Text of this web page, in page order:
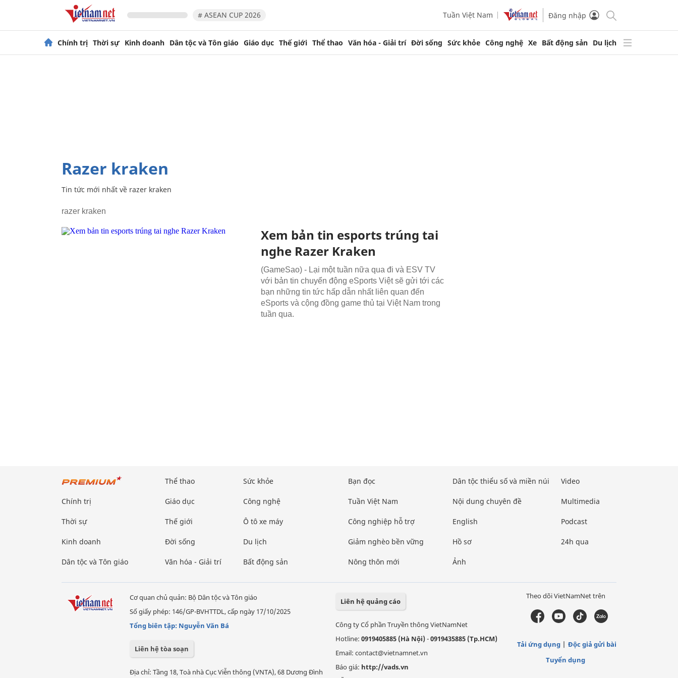
# ASEAN CUP 2026 Tuần Việt Nam Đăng nhập
Chính trị Thời sự Kinh doanh Dân tộc và Tôn giáo Giáo dục Thế giới Thể thao Văn hóa - Giải trí Đời sống Sức khỏe Công nghệ Xe Bất động sản Du lịch
razer kraken
Tin tức mới nhất về razer kraken
razer kraken
Xem bản tin esports trúng tai
nghe Razer Kraken
(GameSao) - Lại một tuần nữa qua đi và ESV TV
với bản tin chuyển động eSports Việt sẽ gửi tới các
bạn những tin tức hấp dẫn nhất liên quan đến
eSports và cộng đồng game thủ tại Việt Nam trong
tuần qua.
Chính trị
Thời sự
Kinh doanh
Dân tộc và Tôn giáo
Thể thao
Giáo dục
Thế giới
Đời sống
Văn hóa - Giải trí
Sức khỏe
Công nghệ
Ô tô xe máy
Du lịch
Bất động sản
Bạn đọc
Tuần Việt Nam
Công nghiệp hỗ trợ
Giảm nghèo bền vững
Nông thôn mới
Dân tộc thiểu số và miền núi
Nội dung chuyên đề
English
Hồ sơ
Ảnh
Video
Multimedia
Podcast
24h qua
Cơ quan chủ quản: Bộ Dân tộc và Tôn giáo
Số giấy phép: 146/GP-BVHTTDL, cấp ngày 17/10/2025
Tổng biên tập: Nguyễn Văn Bá
Liên hệ tòa soạn
Địa chỉ: Tầng 18, Toà nhà Cục Viễn thông (VNTA), 68 Dương Đình
Liên hệ quảng cáo
Công ty Cổ phần Truyền thông VietNamNet
Hotline: 0919405885 (Hà Nội)-0919435885 (Tp.HCM)
Email: contact@vietnamnet.vn
Báo giá: http://vads.vn
Theo dõi VietNamNet trên
Tải ứng dụng
Độc giả gửi bài
Tuyển dụng